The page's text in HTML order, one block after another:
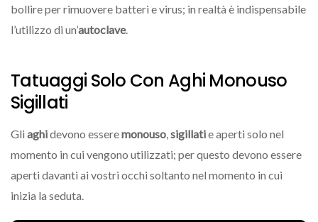
bollire per rimuovere batteri e virus; in realtà è indispensabile
l’utilizzo di un’autoclave.
Tatuaggi Solo Con Aghi Monouso
Sigillati
Gli aghidevono esseremonouso,sigillatie aperti solo nel
momento in cui vengono utilizzati; per questo devono essere
aperti davanti ai vostri occhi soltanto nel momento in cui
inizia la seduta.